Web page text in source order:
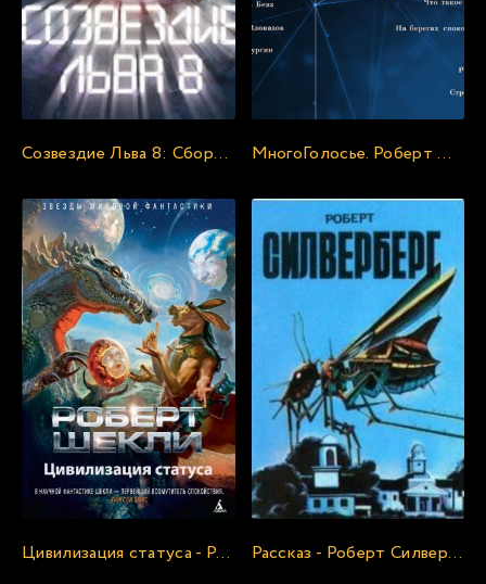
Созвездие Льва 8: Сборник фантастических рассказов МногоГолосье. Роберт Шекли, часть 2
Цивилизация статуса - Роберт Шекли Рассказ - Роберт Силверберг